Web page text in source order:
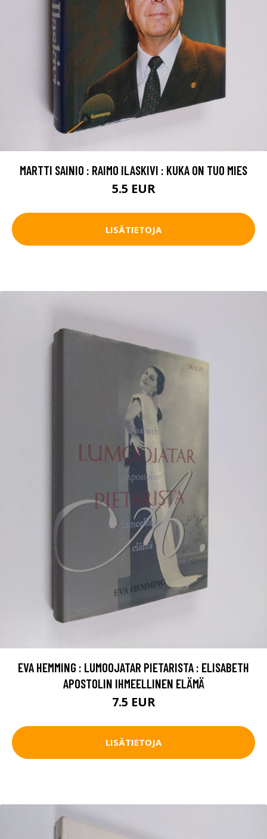
MARTTI SAINIO : RAIMO ILASKIVI : KUKA ON TUO MIES
5.5 EUR
LISÄTIETOJA
EVA HEMMING : LUMOOJATAR PIETARISTA : ELISABETH
APOSTOLIN IHMEELLINEN ELÄMÄ
7.5 EUR
LISÄTIETOJA